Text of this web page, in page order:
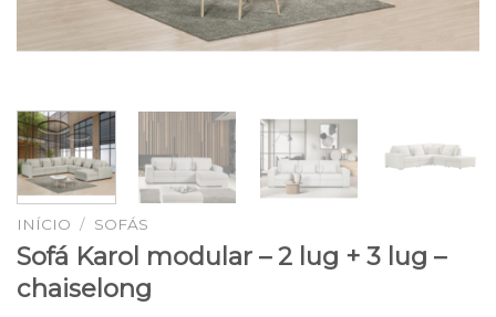
INÍCIO / SOFÁS
Sofá Karol modular – 2 lug + 3 lug –
chaiselong